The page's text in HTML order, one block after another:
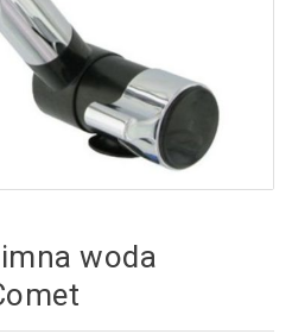
woda